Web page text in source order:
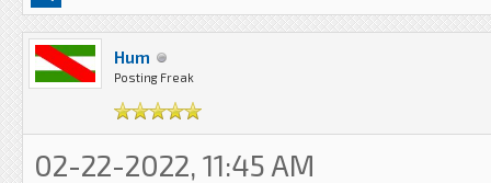
Hum
Posting Freak
02-22-2022, 11:45 AM